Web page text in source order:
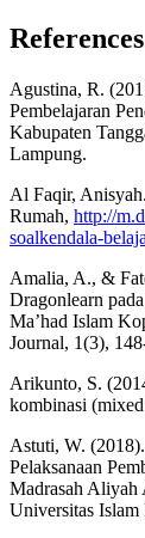
References
Agustina, R.
Pembelajaran
Kabupaten
Lampung.
Al Faqir,
Rumah, http://
soalkendala-
Amalia, A., &
Dragonlearn
Ma’had Islam
Journal, 1(3),
Arikunto, S.
kombinasi
Astuti, W.
Pelaksanaan
Madrasah Aliyah
Universitas